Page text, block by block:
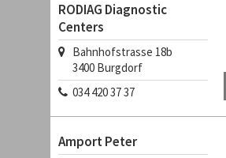
RODIAG Diagnostic
Centers
Bahnhofstrasse 18b
3400 Burgdorf
034 420 37 37
Amport Peter